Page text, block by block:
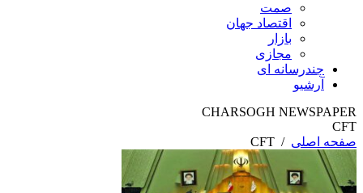
صمت
اقتصاد جهان
بازار
مجازی
چندرسانه ای
آرشیو
CHARSOGH NEWSPAPER
CFT
صفحه اصلی /
CFT